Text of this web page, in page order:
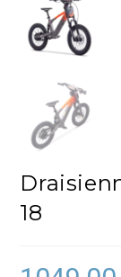
18